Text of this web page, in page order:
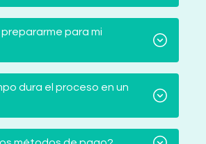
para mi
dura el proceso en un